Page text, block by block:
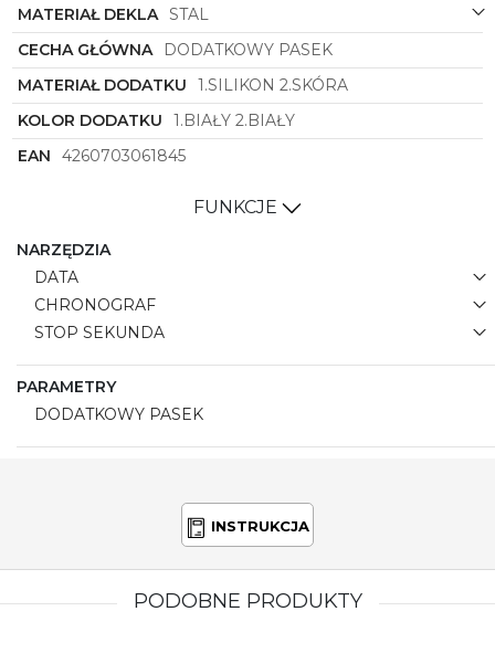
MATERIAŁ DEKLA STAL
CECHA GŁÓWNA
DODATKOWY PASEK
MATERIAŁ DODATKU
1.SILIKON 2.SKÓRA
KOLOR DODATKU
1.BIAŁY 2.BIAŁY
EAN
4260703061845
FUNKCJE
NARZĘDZIA
DATA
CHRONOGRAF
STOP SEKUNDA
PARAMETRY
DODATKOWY PASEK
INSTRUKCJA
PODOBNE PRODUKTY